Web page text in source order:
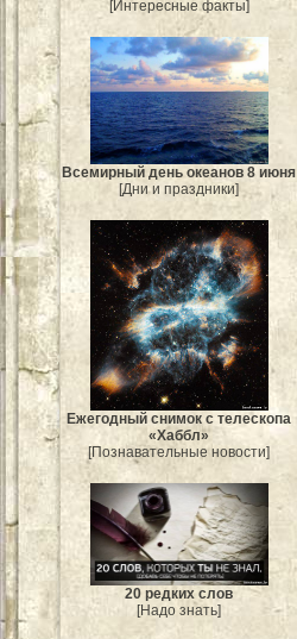
[Интересные факты]
Всемирный день океанов 8 июня
[Дни и праздники]
Ежегодный снимок с телескопа
«Хаббл»
[Познавательные новости]
20 редких слов
[Надо знать]